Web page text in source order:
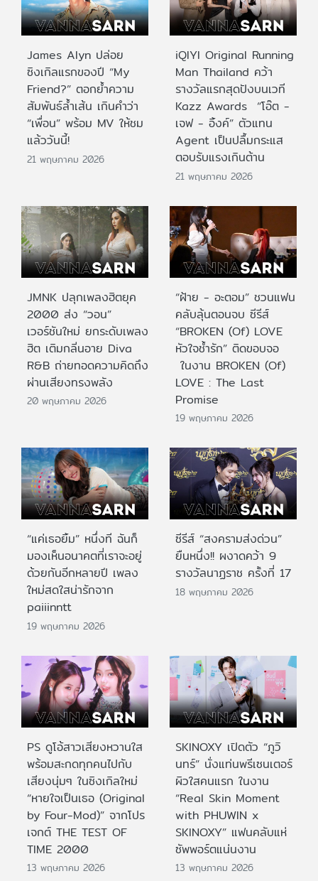
James Alyn ปล่อย
ซิงเกิลแรกของปี “My
Friend?” ตอกย้ำความ
สัมพันธ์ล้ำเส้น เกินคำว่า
“เพื่อน” พร้อม MV ให้ชม
แล้ววันนี้!
21 พฤษภาคม 2026
iQIYI Original Running
Man Thailand คว้า
รางวัลแรกสุดปังบนเวที
Kazz Awards “โอ๊ต -
เจฟ - อิ้งค์” ตัวแทน
Agent เป็นปลื้มกระแส
ตอบรับแรงเกินต้าน
21 พฤษภาคม 2026
JMNK ปลุกเพลงฮิตยุค
2000 ส่ง “วอน”
เวอร์ชันใหม่ ยกระดับเพลง
ฮิต เติมกลิ่นอาย Diva
R&B ถ่ายทอดความคิดถึง
ผ่านเสียงทรงพลัง
20 พฤษภาคม 2026
“ฝ้าย - อะตอม” ชวนแฟน
คลับลุ้นตอนจบ ซีรีส์
“BROKEN (Of) LOVE
หัวใจช้ำรัก” ติดขอบจอ
ในงาน BROKEN (Of)
LOVE : The Last
Promise
19 พฤษภาคม 2026
“แค่เธอยิ้ม” หนึ่งที ฉันก็
มองเห็นอนาคตที่เราจะอยู่
ด้วยกันอีกหลายปี เพลง
ใหม่สดใสน่ารักจาก
paiiinntt
19 พฤษภาคม 2026
ซีรีส์ “สงครามส่งด่วน”
ยืนหนึ่ง!! ผงาดคว้า 9
รางวัลนาฏราช ครั้งที่ 17
18 พฤษภาคม 2026
PS ดูโอ้สาวเสียงหวานใส
พร้อมสะกดทุกคนไปกับ
เสียงนุ่มๆ ในซิงเกิลใหม่
“หายใจเป็นเธอ (Original
by Four-Mod)” จากโปร
เจกต์ THE TEST OF
TIME 2000
13 พฤษภาคม 2026
SKINOXY เปิดตัว “ภูวิ
นทร์” นั่งแท่นพรีเซนเตอร์
ผิวใสคนแรก ในงาน
“Real Skin Moment
with PHUWIN x
SKINOXY” แฟนคลับแห่
ซัพพอร์ตแน่นงาน
13 พฤษภาคม 2026